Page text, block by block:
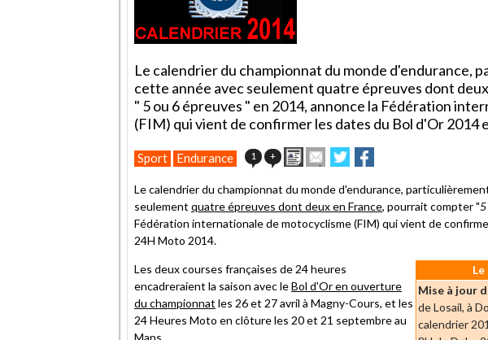
Le calendrier du championnat du monde d'endurance,
cette année avec seulement quatre épreuves dont
" 5 ou 6 épreuves " en 2014, annonce la Fédération
(FIM) qui vient de confirmer les dates du Bol d'Or 2014
Sport Endurance 1 + ImprimerEnvoyer
cet
à
un
ami
Partager
sur
sur
Le calendrier du championnat du monde d'endurance,
seulement quatre épreuves dont deux en France, pourrait compter "5
Fédération internationale de motocyclisme (FIM) qui vient de
24H Moto 2014.
Mise à jour
de Losail, à
calendrier
Les deux courses françaises de 24 heures
encadreraient la saison avec leBol d'Or en ouverture
du championnat les 26 et 27 avril à Magny-Cours, et les
24 Heures Moto en clôture les 20 et 21 septembre au
Mans